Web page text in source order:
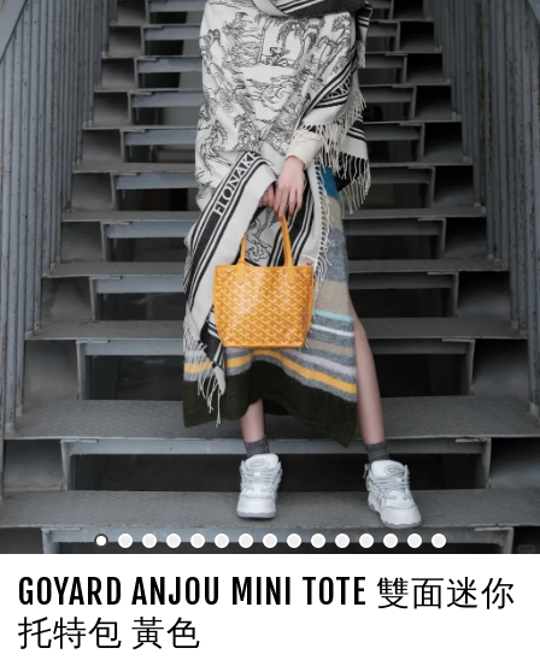
GOYARD ANJOU MINI TOTE 雙面迷你
托特包 黃色